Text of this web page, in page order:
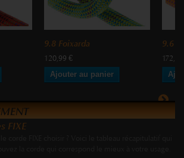
9.8 Foixarda
120,99 €
Ajouter au panier
9.6
FIXE